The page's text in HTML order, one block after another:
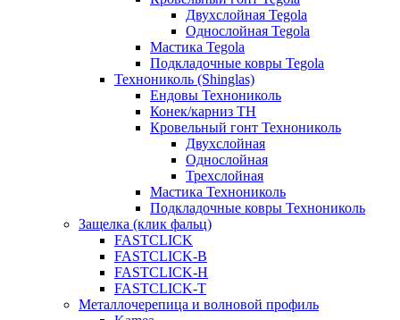
Двухслойная Tegola
Однослойная Tegola
Мастика Tegola
Подкладочные ковры Tegola
Технониколь (Shinglas)
Ендовы Технониколь
Конек/карниз ТН
Кровельный гонт Технониколь
Двухслойная
Однослойная
Трехслойная
Мастика Технониколь
Подкладочные ковры Технониколь
Защелка (клик фальц)
FASTCLICK
FASTCLICK-B
FASTCLICK-H
FASTCLICK-T
Металлочерепица и волновой профиль